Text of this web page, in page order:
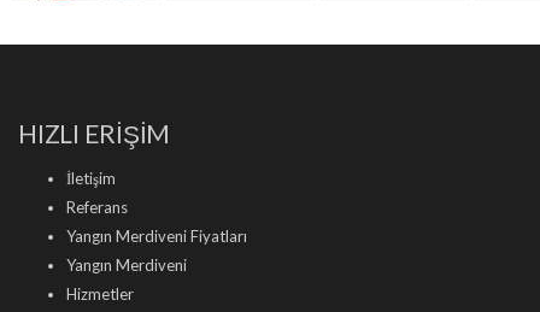
HIZLI ERİŞİM
İletişim
Referans
Yangın Merdiveni Fiyatları
Yangın Merdiveni
Hizmetler